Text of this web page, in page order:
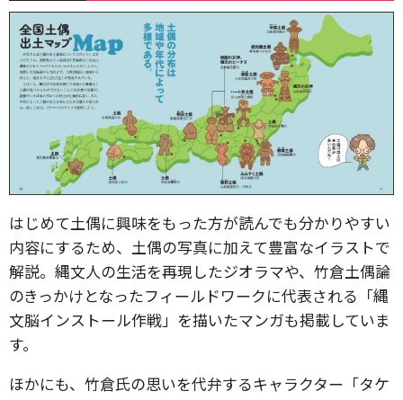
はじめて土偶に興味をもった方が読んでも分かりやすい
内容にするため、土偶の写真に加えて豊富なイラストで
解説。縄文人の生活を再現したジオラマや、竹倉土偶論
のきっかけとなったフィールドワークに代表される「縄
文脳インストール作戦」を描いたマンガも掲載していま
す。
ほかにも、竹倉氏の思いを代弁するキャラクター「タケ